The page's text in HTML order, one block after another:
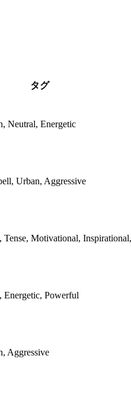
タグ
Neutral, Energetic
Urban, Aggressive
Tense, Motivational,
Energetic, Powerful
Aggressive